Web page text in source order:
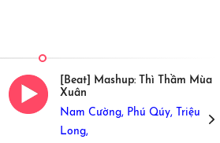
[Beat] Mashup: Thì Thầm Mùa
Xuân
Nam Cường, Phú Qúy,
Triệu
Long,